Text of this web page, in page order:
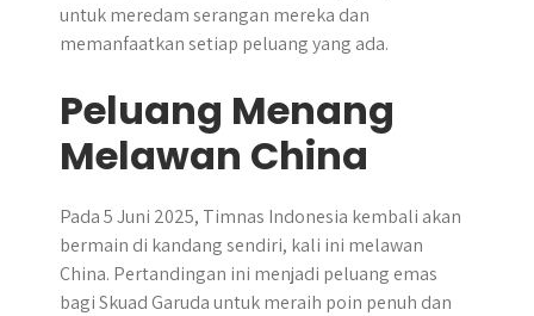
untuk meredam serangan mereka dan
memanfaatkan setiap peluang yang ada.
Peluang Menang
Melawan China
Pada 5 Juni 2025, Timnas Indonesia kembali akan
bermain di kandang sendiri, kali ini melawan
China. Pertandingan ini menjadi peluang emas
bagi Skuad Garuda untuk meraih poin penuh dan